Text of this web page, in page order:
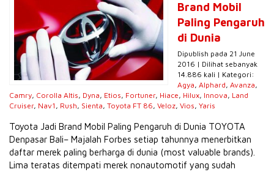
Brand Mobil
Paling Pengaruh
di Dunia
Dipublish pada 21 June
2016 | Dilihat sebanyak
14.886 kali | Kategori:
Agya, Alphard, Avanza,
Camry, Corolla Altis, Dyna, Etios, Fortuner, Hiace, Hilux, Innova, Land
Cruiser, Nav1 , Rush, Sienta, Toyota FT 86, Veloz, Vios, Yaris
Toyota Jadi Brand Mobil Paling Pengaruh di Dunia TOYOTA
Denpasar Bali– Majalah Forbes setiap tahunnya menerbitkan
daftar merek paling berharga di dunia (most valuable brands).
Lima teratas ditempati merek nonautomotif yang sudah